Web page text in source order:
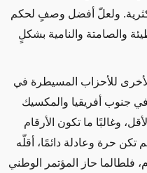
ولعلّ أفضل وصفٍ لحكم
والصامتة والنامية بشكلٍ
الأخرى للأحزاب المسيطرة في
جنوب أفريقيا والمكسيك
الأقل، وغالبًا ما تكون الأرقام
تكن حرة وعادلة دائمًا، أقلّه
فلطالما حاز المؤتمر الوطني